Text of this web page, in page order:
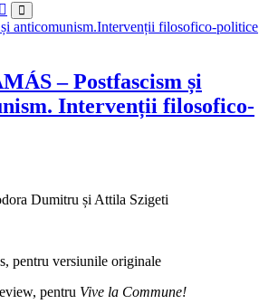
– Postfascism și
Intervenții filosofico-
Dumitru și Attila Szigeti
pentru versiunile originale
pentru Vive la Commune!